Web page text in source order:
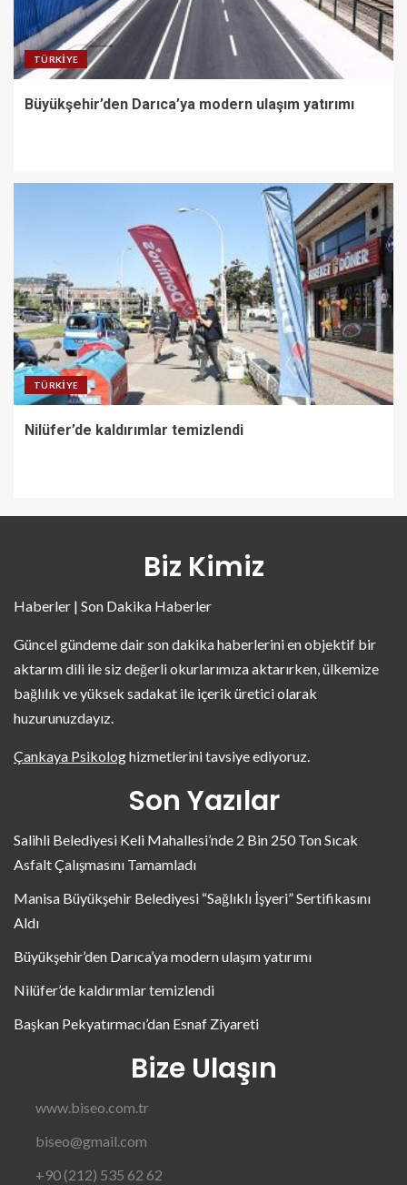
TÜRKIYE
Büyükşehir’den Darıca’ya modern ulaşım yatırımı
TÜRKIYE
Nilüfer’de kaldırımlar temizlendi
Biz Kimiz
Haberler | Son Dakika Haberler
Güncel gündeme dair son dakika haberlerini en objektif bir
aktarım dili ile siz değerli okurlarımıza aktarırken, ülkemize
bağlılık ve yüksek sadakat ile içerik üretici olarak
huzurunuzdayız.
Çankaya Psikologhizmetlerini tavsiye ediyoruz.
Son Yazılar
Salihli Belediyesi Keli Mahallesi’nde 2 Bin 250 Ton Sıcak
Asfalt Çalışmasını Tamamladı
Manisa Büyükşehir Belediyesi “Sağlıklı İşyeri” Sertifikasını
Aldı
Büyükşehir’den Darıca’ya modern ulaşım yatırımı
Nilüfer’de kaldırımlar temizlendi
Başkan Pekyatırmacı’dan Esnaf Ziyareti
Bize Ulaşın
www.biseo.com.tr
biseo@gmail.com
+90 (212) 535 62 62